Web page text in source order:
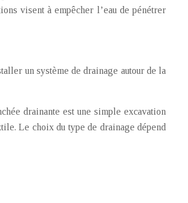
visent à empêcher l’eau de pénétrer
un système de drainage autour de la
drainante est une simple excavation
Le choix du type de drainage dépend